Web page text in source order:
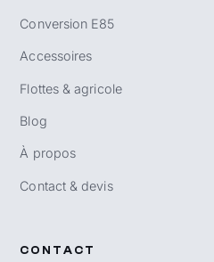
Conversion E85
Accessoires
Flottes & agricole
Blog
À propos
Contact & devis
CONTACT